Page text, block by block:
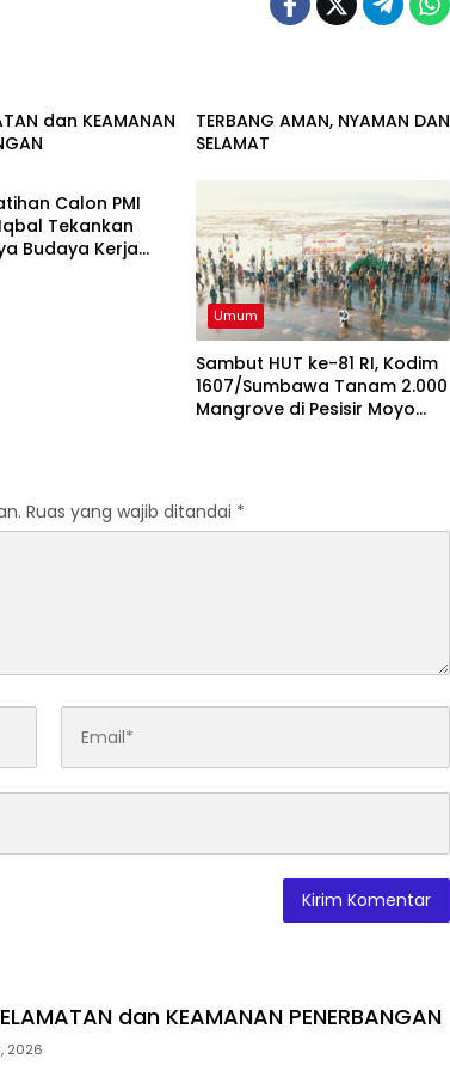
dan KEAMANAN
TERBANG AMAN, NYAMAN DAN
SELAMAT
Calon PMI
Tekankan
Budaya Kerja
Umum
Sambut HUT ke-81 RI, Kodim
1607/Sumbawa Tanam 2.000
Mangrove di Pesisir Moyo
Ruas yang wajib ditandai *
dan KEAMANAN PENERBANGAN
2026